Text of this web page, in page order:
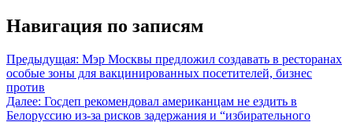
Навигация по записям
Предыдущая: Мэр Москвы предложил создавать в ресторанах
особые зоны для вакцинированных посетителей, бизнес
против
Далее: Госдеп рекомендовал американцам не ездить в
Белоруссию из-за рисков задержания и “избирательного